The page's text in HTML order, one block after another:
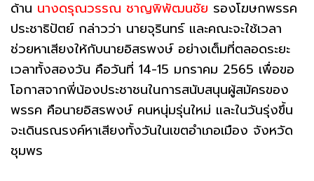
ด้าน นางดรุณวรรณ ชาญพิพัฒนชัย รองโฆษกพรรค
ประชาธิปัตย์ กล่าวว่า นายจุรินทร์ และคณะจะใช้เวลา
ช่วยหาเสียงให้กับนายอิสรพงษ์ อย่างเต็มที่ตลอดระยะ
เวลาทั้งสองวัน คือวันที่ 14-15 มกราคม 2565 เพื่อขอ
โอกาสจากพี่น้องประชาชนในการสนับสนุนผู้สมัครของ
พรรค คือนายอิสรพงษ์ คนหนุ่มรุ่นใหม่ และในวันรุ่งขึ้น
จะเดินรณรงค์หาเสียงทั้งวันในเขตอำเภอเมือง จังหวัด
ชุมพร